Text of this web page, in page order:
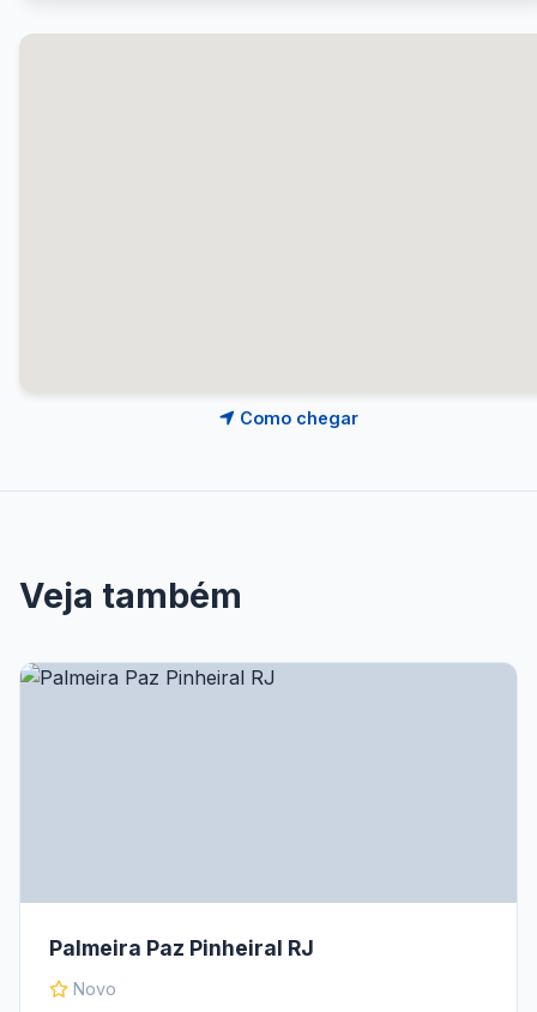
Como chegar
Veja também
Palmeira Paz Pinheiral RJ
Novo